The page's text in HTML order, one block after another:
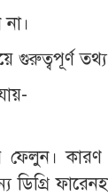
গুরুত্বপূর্ণ
ফেলুন।